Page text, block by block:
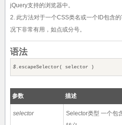
jQuery支持的浏览器中。
2. 此方法对于一个CSS类名或一个ID包含
况下非常有用，如点或分号。
语法
$.escapeSelector( selector )
参数 描述
selector
Selector类型 一个包